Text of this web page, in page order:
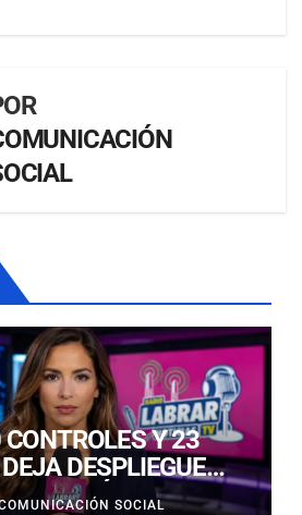
Y 23
DESPLIEGUE
COPIAPÓ Y CALDERA
SOCIAL